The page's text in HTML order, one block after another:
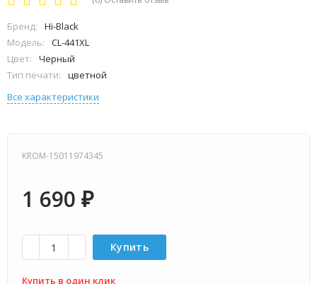
Бренд:
Hi-Black
Модель:
CL-441XL
Цвет:
Черный
Тип печати:
цветной
Все характеристики
KROM-15011974345
1 690 ₽
Купить
Купить в один клик